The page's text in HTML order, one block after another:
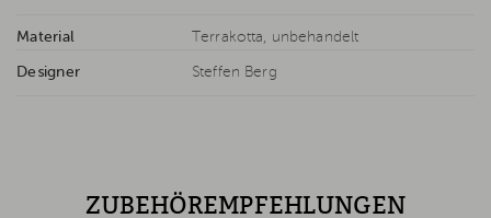
Material Terrakotta, unbehandelt
Designer Steffen Berg
ZUBEHÖREMPFEHLUNGEN